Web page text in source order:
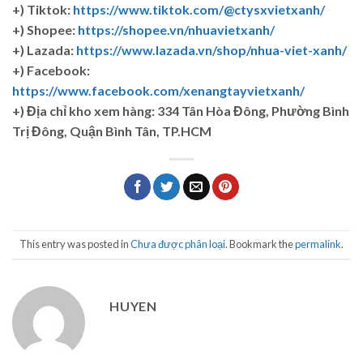
+) Tiktok: https://www.tiktok.com/@ctysxvietxanh/
+) Shopee: https://shopee.vn/nhuavietxanh/
+) Lazada: https://www.lazada.vn/shop/nhua-viet-xanh/
+) Facebook:
https://www.facebook.com/xenangtayvietxanh/
+) Địa chỉ kho xem hàng: 334 Tân Hòa Đông, Phường Bình
Trị Đông, Quận Bình Tân, TP.HCM
This entry was posted inChưa được phân loại. Bookmark thepermalink.
HUYEN